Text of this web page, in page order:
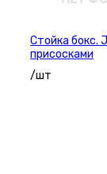
Стойка бокс.
присосками
/шт